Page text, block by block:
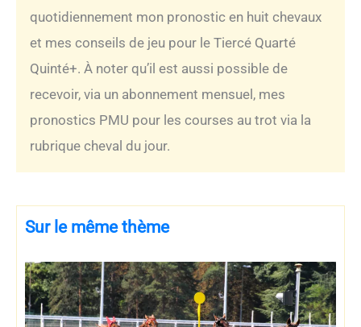
quotidiennement mon pronostic en huit chevaux
et mes conseils de jeu pour le Tiercé Quarté
Quinté+. À noter qu’il est aussi possible de
recevoir, via un abonnement mensuel, mes
pronostics PMU pour les courses au trot via la
rubrique cheval du jour.
Sur le même thème